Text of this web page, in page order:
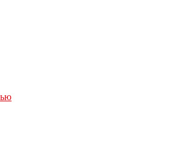
дня в Тульской области на сайте